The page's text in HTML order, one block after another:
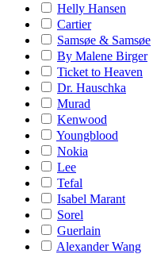
Helly Hansen
Cartier
Samsøe & Samsøe
By Malene Birger
Ticket to Heaven
Dr. Hauschka
Murad
Kenwood
Youngblood
Nokia
Lee
Tefal
Isabel Marant
Sorel
Guerlain
Alexander Wang